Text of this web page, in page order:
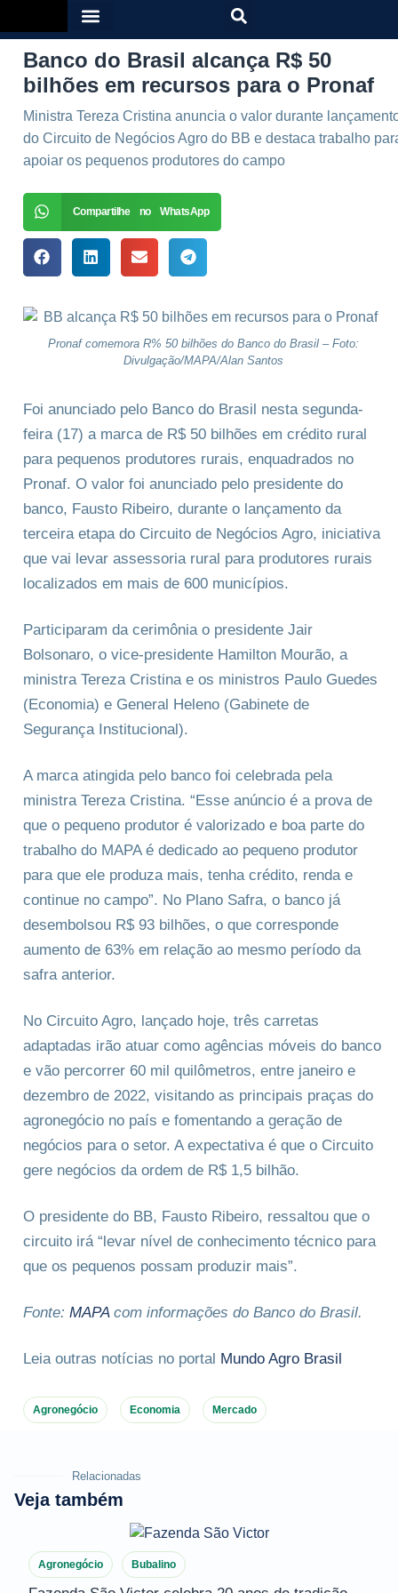
Banco do Brasil alcança R$ 50
bilhões em recursos para o Pronaf
Ministra Tereza Cristina anuncia o valor durante
do Circuito de Negócios Agro do BB e destaca trabalho
apoiar os pequenos produtores do campo
Compartilhe no WhatsApp
Pronaf comemora R% 50 bilhões do Banco do Brasil – Foto:
Divulgação/MAPA/Alan Santos
Foi anunciado pelo Banco do Brasil nesta segunda-
feira (17) a marca de R$ 50 bilhões em crédito rural
para pequenos produtores rurais, enquadrados no
Pronaf. O valor foi anunciado pelo presidente do
banco, Fausto Ribeiro, durante o lançamento da
terceira etapa do Circuito de Negócios Agro, iniciativa
que vai levar assessoria rural para produtores rurais
localizados em mais de 600 municípios.
Participaram da cerimônia o presidente Jair
Bolsonaro, o vice-presidente Hamilton Mourão, a
ministra Tereza Cristina e os ministros Paulo Guedes
(Economia) e General Heleno (Gabinete de
Segurança Institucional).
A marca atingida pelo banco foi celebrada pela
ministra Tereza Cristina. “Esse anúncio é a prova de
que o pequeno produtor é valorizado e boa parte do
trabalho do MAPA é dedicado ao pequeno produtor
para que ele produza mais, tenha crédito, renda e
continue no campo”. No Plano Safra, o banco já
desembolsou R$ 93 bilhões, o que corresponde
aumento de 63% em relação ao mesmo período da
safra anterior.
No Circuito Agro, lançado hoje, três carretas
adaptadas irão atuar como agências móveis do banco
e vão percorrer 60 mil quilômetros, entre janeiro e
dezembro de 2022, visitando as principais praças do
agronegócio no país e fomentando a geração de
negócios para o setor. A expectativa é que o Circuito
gere negócios da ordem de R$ 1,5 bilhão.
O presidente do BB, Fausto Ribeiro, ressaltou que o
circuito irá “levar nível de conhecimento técnico para
que os pequenos possam produzir mais”.
Fonte: MAPA com informações do Banco do Brasil.
Leia outras notícias no portal Mundo Agro Brasil
Agronegócio Economia Mercado
Relacionadas
Veja também
Agronegócio Bubalino